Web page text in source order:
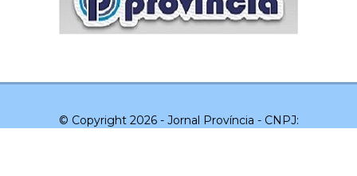
© Copyright 2026 - Jornal Província - CNPJ: